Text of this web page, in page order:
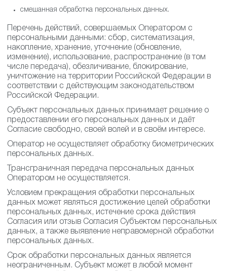
смешанная обработка персональных данных.
Перечень действий, совершаемых Оператором с
персональными данными: сбор, систематизация,
накопление, хранение, уточнение (обновление,
изменение), использование, распространение (в том
числе передача), обезличивание, блокирование,
уничтожение на территории Российской Федерации в
соответствии с действующим законодательством
Российской Федерации.
Субъект персональных данных принимает решение о
предоставлении его персональных данных и даёт
Согласие свободно, своей волей и в своём интересе.
Оператор не осуществляет обработку биометрических
персональных данных.
Трансграничная передача персональных данных
Оператором не осуществляется.
Условием прекращения обработки персональных
данных может являться достижение целей обработки
персональных данных, истечение срока действия
Согласия или отзыв Согласия Субъектом персональных
данных, а также выявление неправомерной обработки
персональных данных.
Срок обработки персональных данных является
неограниченным. Субъект может в любой момент